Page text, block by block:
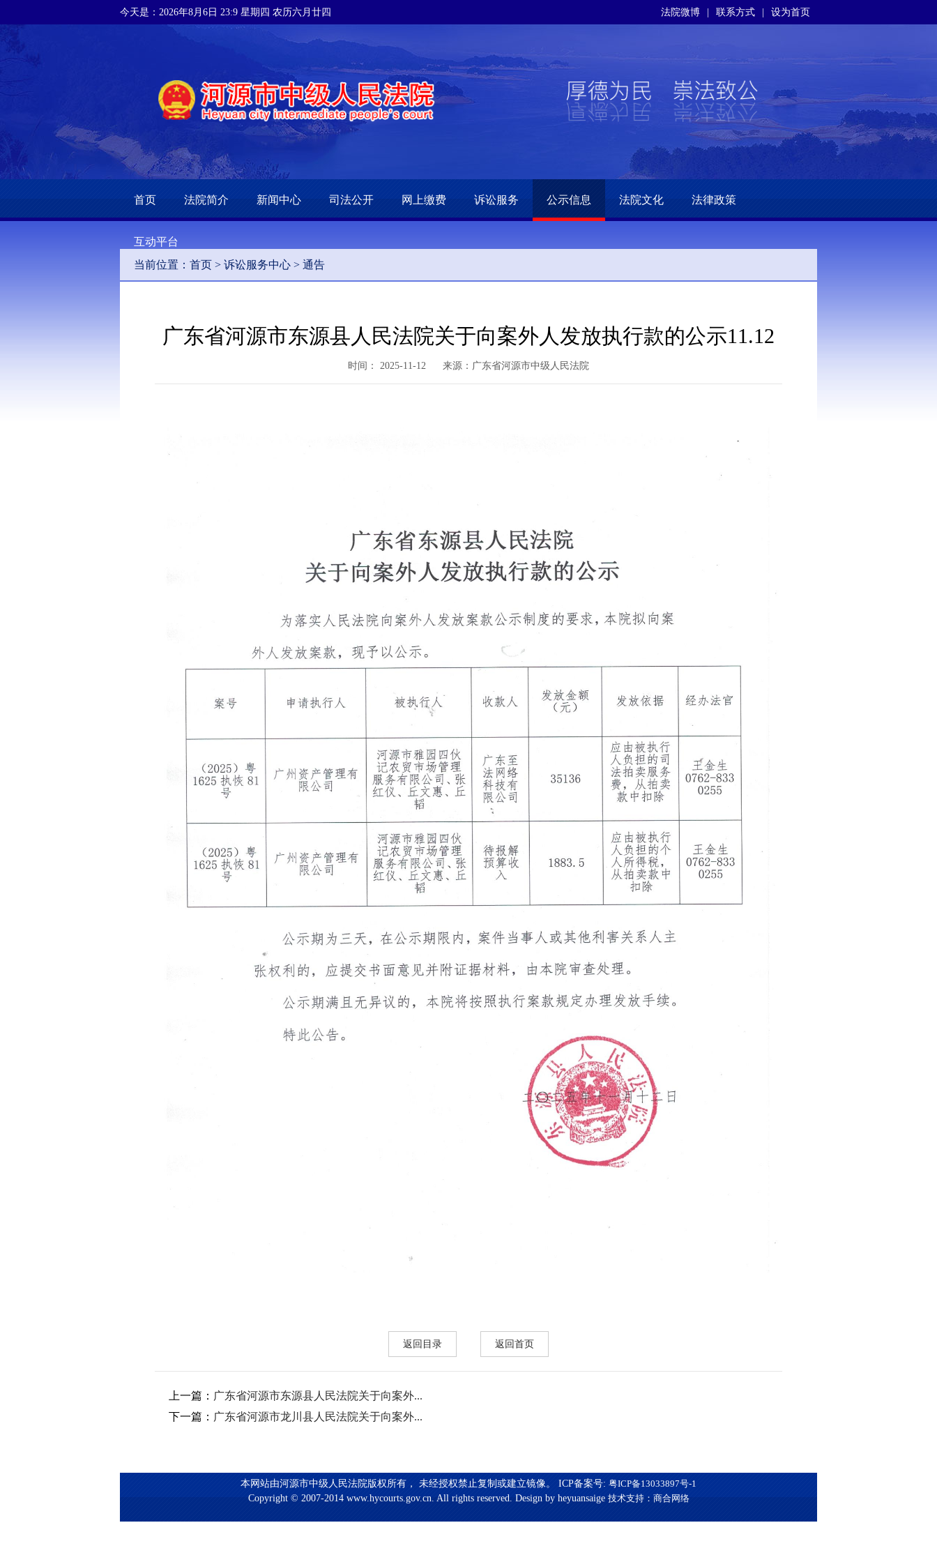
今天是：2026年8月6日 23:9 星期四 农历六月廿四 法院微博 联系方式 设为首页
首页 法院简介 新闻中心 司法公开 网上缴费 诉讼服务 公示信息 法院文化 法律政策
互动平台
当前位置： 首页 > 诉讼服务中心 > 通告
广东省河源市东源县人民法院关于向案外人发放执行款的公示11.12
时间： 2025-11-12 来源：广东省河源市中级人民法院
返回目录 返回首页
上一篇： 广东省河源市东源县人民法院关于向案外...
下一篇： 广东省河源市龙川县人民法院关于向案外...
本网站由河源市中级人民法院版权所有， 未经授权禁止复制或建立镜像。 ICP备案号: 粤ICP备13033897号-1
Copyright © 2007-2014 www.hycourts.gov.cn. All rights reserved. Design by heyuansaige 技术支持：商合网络